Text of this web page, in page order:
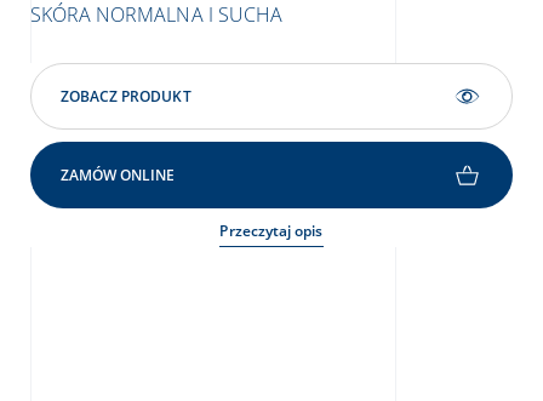
SKÓRA NORMALNA I SUCHA
ZOBACZ PRODUKT
ZAMÓW ONLINE
Przeczytaj opis